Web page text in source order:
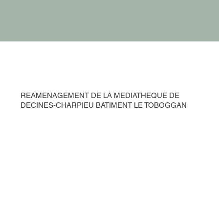
REAMENAGEMENT DE LA MEDIATHEQUE DE
DECINES-CHARPIEU BATIMENT LE TOBOGGAN